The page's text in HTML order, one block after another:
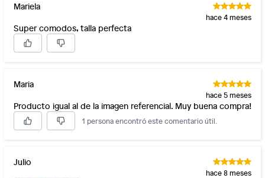
Mariela
hace 4 meses
Super comodos, talla perfecta
Maria
hace 5 meses
Producto igual al de la imagen referencial. Muy buena compra!
1 persona encontró este comentario útil.
Julio
hace 8 meses